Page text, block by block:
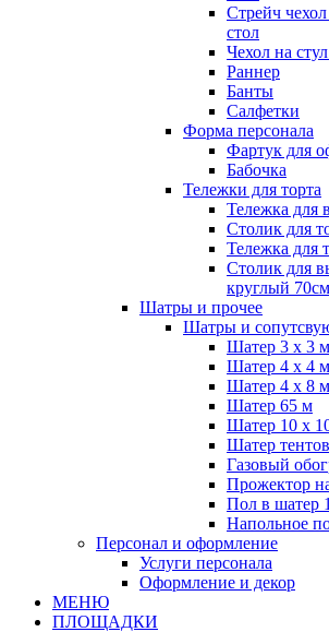
Стрейч
стол
Чехол на
Раннер
Банты
Салфетки
Форма персонала
Фартук для
Бабочка
Тележки для торта
Тележка для
Столик для
Тележка для
Столик для
круглый 70см
Шатры и прочее
Шатры и
Шатер 3 х 3 м
Шатер 4 х 4 м
Шатер 4 х 8 м
Шатер 65 м
Шатер 10 х
Шатер
Газовый
Прожектор
Пол в шатер
Напольное
Персонал и оформление
Услуги персонала
Оформление и декор
МЕНЮ
ПЛОЩАДКИ